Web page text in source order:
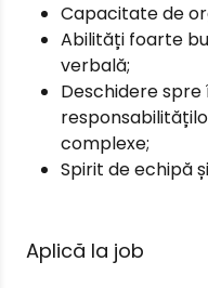
Capacitate de
Abilități foarte
verbală;
Deschidere
complexe;
Spirit de echipă
Aplică la job